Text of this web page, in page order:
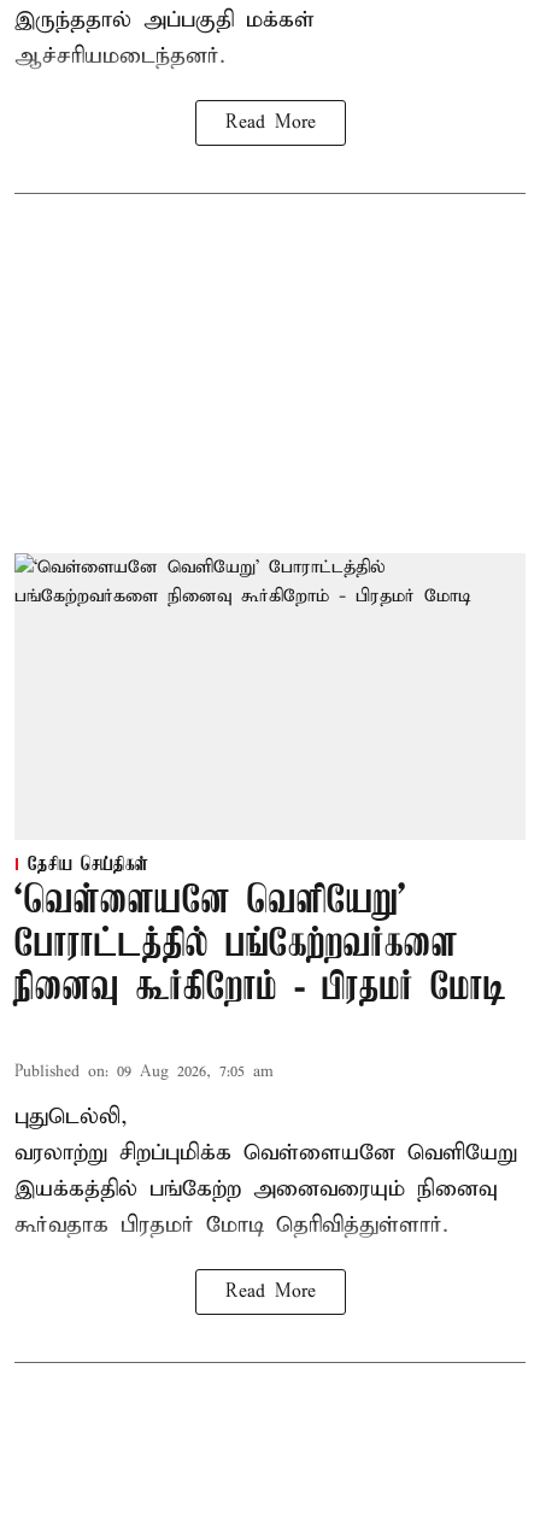
இருந்ததால் அப்பகுதி மக்கள்
ஆச்சரியமடைந்தனர்.
Read More
தேசிய செய்திகள்
‘வெள்ளையனே வெளியேறு’
போராட்டத்தில் பங்கேற்றவர்களை
நினைவு கூர்கிறோம் - பிரதமர் மோடி
Published on: 09 Aug 2026, 7:05 am
புதுடெல்லி,
வரலாற்று சிறப்புமிக்க வெள்ளையனே வெளியேறு
இயக்கத்தில் பங்கேற்ற அனைவரையும் நினைவு
கூர்வதாக பிரதமர் மோடி தெரிவித்துள்ளார்.
Read More